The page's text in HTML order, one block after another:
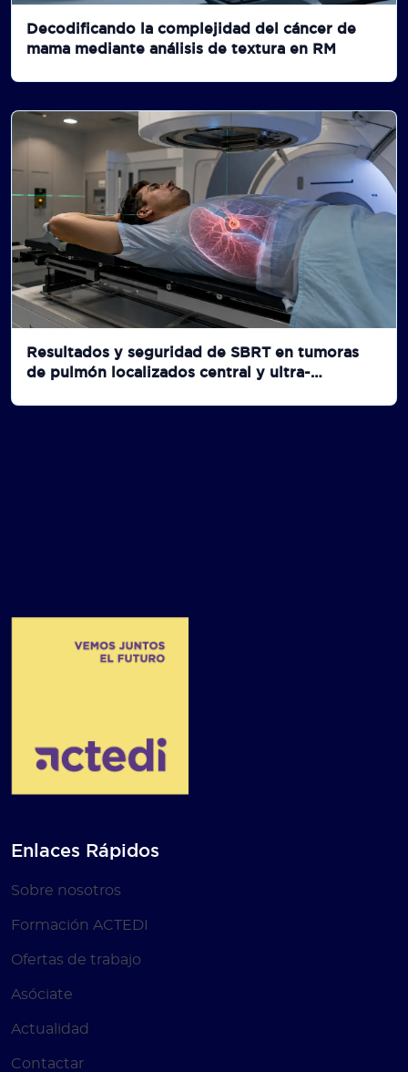
Decodificando la complejidad del cáncer de
mama mediante análisis de textura en RM
Resultados y seguridad de SBRT en tumoras
de pulmón localizados central y ultra-
analizada con PRISMA y consecuente
Enlaces Rápidos
Sobre nosotros
Formación ACTEDI
Ofertas de trabajo
Asóciate
Actualidad
Contactar